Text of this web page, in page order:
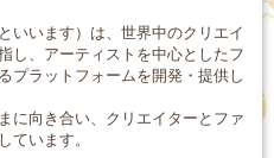
いいます）は、世界中のクリエイ
し、アーティストを中心としたフ
プラットフォームを開発・提供し
に向き合い、クリエイターとファ
ています。